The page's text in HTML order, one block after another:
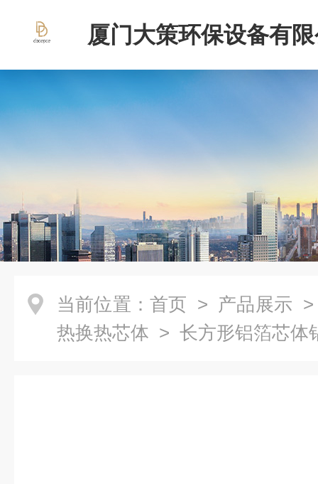
厦门大策环保设备有
当前位置： 首页 > 产品展示
热换热芯体 > 长方形铝箔芯体